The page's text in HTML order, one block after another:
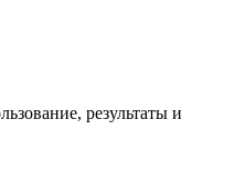
результаты и